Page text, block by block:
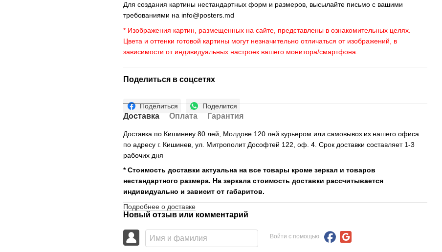
Для создания картины нестандартных форм и размеров, высылайте письмо c вашими
требованиями на info@posters.md
* Изображения картин, размещенных на сайте, представлены в ознакомительных целях.
Цвета и оттенки готовой картины могут незначительно отличаться от изображений, в
зависимости от индивидуальных настроек вашего монитора/смартфона.
Поделиться в соцсетях
Поделиться Поделится
Доставка Оплата Гарантия
Доставка по Кишиневу 80 лей, Молдове 120 лей курьером или самовывоз из нашего офиса
по адресу г. Кишинев, ул. Митрополит Дософтей 122, оф. 4. Срок доставки составляет 1-3
рабочих дня
* Стоимость доставки актуальна на все товары кроме зеркал и товаров
нестандартного размера. На зеркала стоимость доставки рассчитывается
индивидуально и зависит от габаритов.
Подробнее о доставке
Новый отзыв или комментарий
Войти с помощью